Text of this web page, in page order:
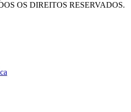
OS DIREITOS RESERVADOS.